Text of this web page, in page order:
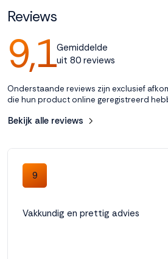
Weigeren
Reviews
9,1Gemiddelde
uit 80 reviews
Onderstaande reviews zijn exclusief
die hun product online geregistreerd
Bekijk alle reviews
9
Vakkundig en prettig advies